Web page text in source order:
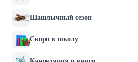
Шашлычный сезон
Скоро в школу